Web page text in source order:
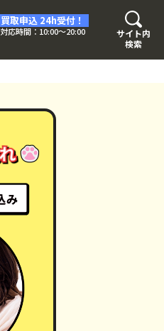
買取申込 24h受付！
対応時間：10:00〜20:00
サイト内
検索